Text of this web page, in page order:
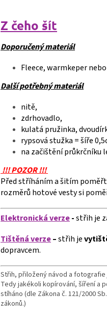
Z čeho šít
Doporučený materiál
Fleece, warmkeper
Další potřebný materiál
nitě,
zdrhovadlo,
kulatá pružinka,
rypsová stužka = šíře
na začištění průkrčníku
!!! POZOR !!!
Před stříháním a šitím
rozměrů hotové vesty si
Elektronická verze-střih je
Tištěná verze–střih je
dopravcem.
Střih, přiložený návod a
Tedy jakékoli kopírování, šíření a
stíháno (dle Zákona č. 121/2000
zákonů.)